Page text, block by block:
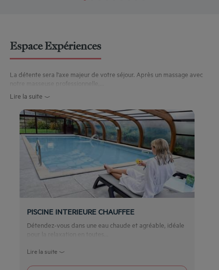
Espace Expériences
La détente sera l'axe majeur de votre séjour. Après un massage avec
notre masseuse professionnelle,...
Lire la suite
PISCINE INTERIEURE CHAUFFEE
Détendez-vous dans une eau chaude et agréable, idéale
pour la relaxation en toutes...
Lire la suite